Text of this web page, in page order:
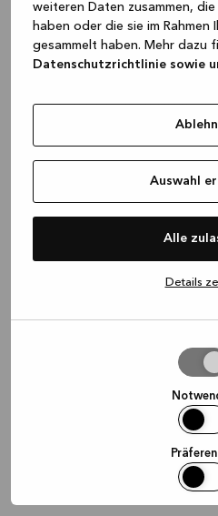
weiteren Daten zusammen,
haben oder die sie im
gesammelt haben. Mehr dazu
Datenschutzrichtlinie sowie
Auswahl
Alle
Details
loadingwww.kvik.de (see the